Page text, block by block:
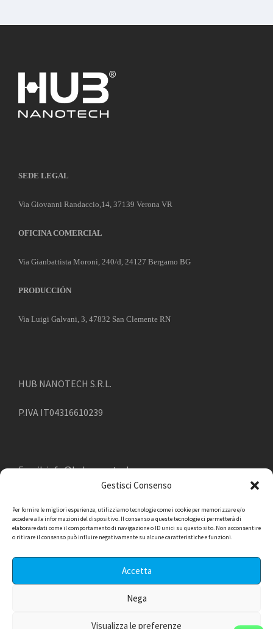
Gestisci Consenso
Per fornire le migliori esperienze, utilizziamo tecnologie come i cookie per memorizzare e/o
accedere alle informazioni del dispositivo. Il consenso a queste tecnologie ci permetterà di
elaborare dati come il comportamento di navigazione o ID unici su questo sito. Non acconsentire
o ritirare il consenso può influire negativamente su alcune caratteristiche e funzioni.
Accetta
Nega
Visualizza le preferenze
SEDE LEGAL
Via Giovanni Randaccio,14, 37139 Verona VR
OFICINA COMERCIAL
Via Gianbattista Moroni, 240/d, 24127 Bergamo BG
PRODUCCIÓN
Via Luigi Galvani, 3, 47832 San Clemente RN
HUB NANOTECH S.R.L.
P.IVA IT04316610239
Email:info@hub-nanotech.com
© 2023, ALL RIGHT RESERVED -